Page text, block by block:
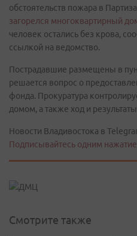
обстоятельств пожара в
загорелся многоквартирный
человек остались без крова,
ссылкой на ведомство.
Пострадавшие размещены в
решается вопрос о
фонда. Прокуратура
домом, а также ход и
Новости Владивостока в
Подписывайтесь одним
Смотрите также